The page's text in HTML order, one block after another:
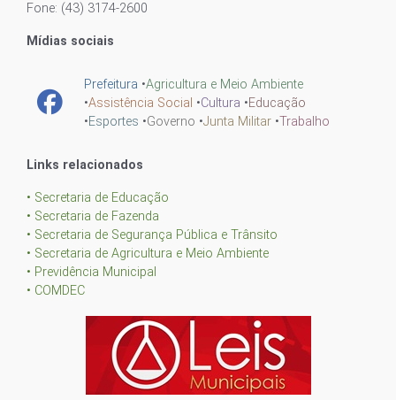
Fone: (43) 3174-2600
Mídias sociais
Prefeitura •Agricultura e Meio Ambiente
•Assistência Social •Cultura •Educação
•Esportes •Governo •Junta Militar •Trabalho
Links relacionados
• Secretaria de Educação
• Secretaria de Fazenda
• Secretaria de Segurança Pública e Trânsito
• Secretaria de Agricultura e Meio Ambiente
• Previdência Municipal
• COMDEC